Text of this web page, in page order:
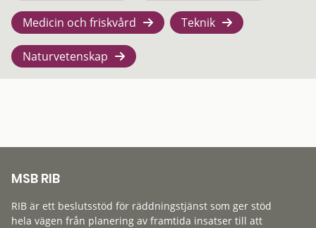
Medicin och friskvård Teknik
Naturvetenskap
MSB RIB
RIB är ett beslutsstöd för räddningstjänst som ger stöd
hela vägen från planering av framtida insatser till att